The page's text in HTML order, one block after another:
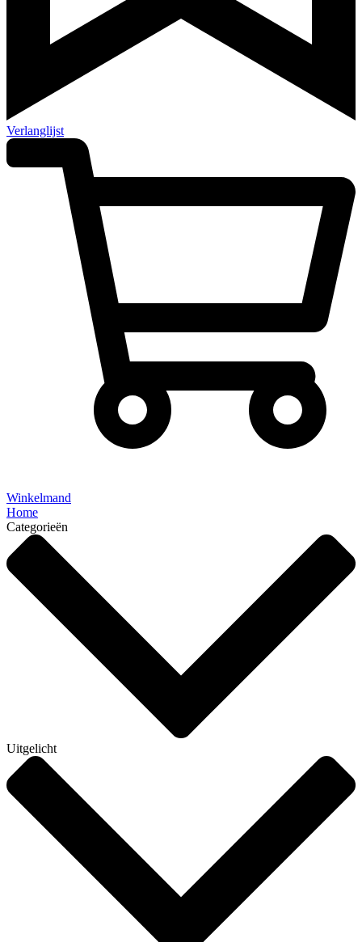
Verlanglijst
Winkelmand
Home
Categorieën
Uitgelicht